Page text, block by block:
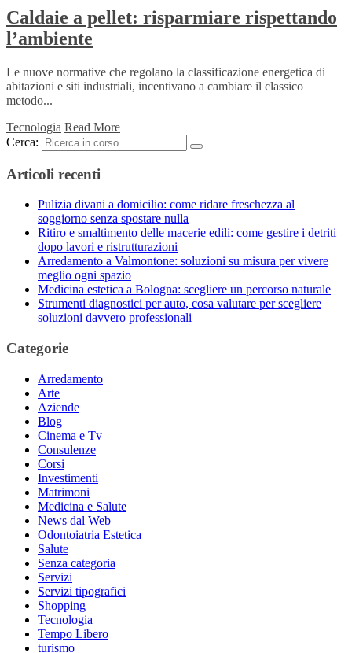
Caldaie a pellet: risparmiare rispettando
l’ambiente
Le nuove normative che regolano la classificazione energetica di
abitazioni e siti industriali, incentivano a cambiare il classico
metodo...
Tecnologia Read More
Cerca:
Articoli recenti
Pulizia divani a domicilio: come ridare freschezza al
soggiorno senza spostare nulla
Ritiro e smaltimento delle macerie edili: come gestire i detriti
dopo lavori e ristrutturazioni
Arredamento a Valmontone: soluzioni su misura per vivere
meglio ogni spazio
Medicina estetica a Bologna: scegliere un percorso naturale
Strumenti diagnostici per auto, cosa valutare per scegliere
soluzioni davvero professionali
Categorie
Arredamento
Arte
Aziende
Blog
Cinema e Tv
Consulenze
Corsi
Investimenti
Matrimoni
Medicina e Salute
News dal Web
Odontoiatria Estetica
Salute
Senza categoria
Servizi
Servizi tipografici
Shopping
Tecnologia
Tempo Libero
turismo